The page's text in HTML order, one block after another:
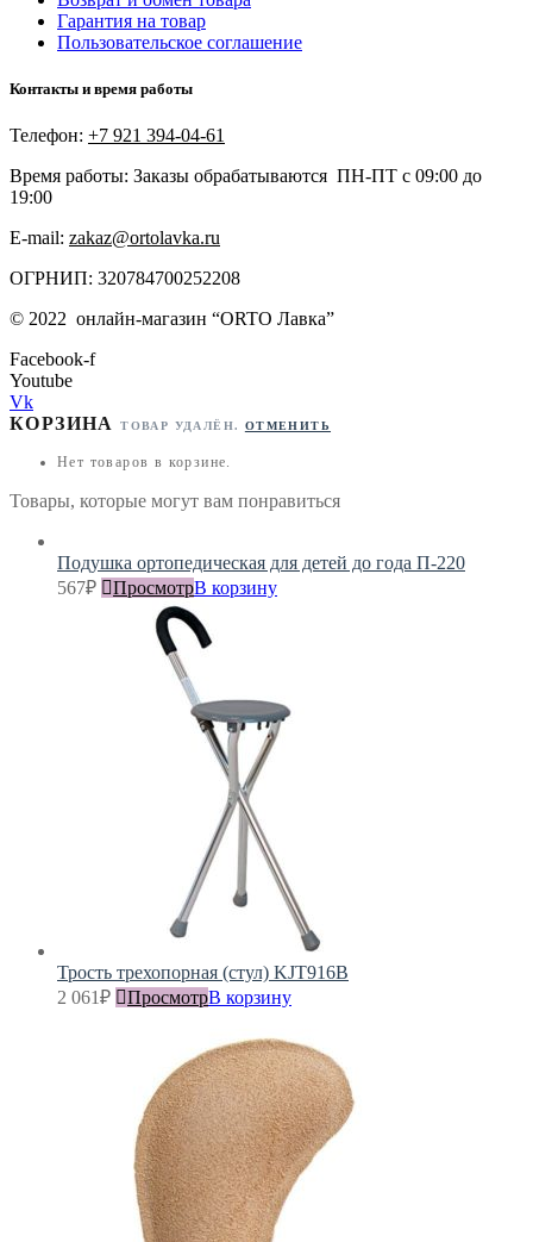
Гарантия на товар
Пользовательское соглашение
Контакты и время работы
Телефон: +7 921 394-04-61
Время работы: Заказы обрабатываются ПН-ПТ с 09:00 до
19:00
E-mail: zakaz@ortolavka.ru
ОГРНИП: 320784700252208
© 2022 онлайн-магазин “ORTO Лавка”
Facebook-f
Youtube
Vk
КОРЗИНАТОВАР УДАЛЁН. ОТМЕНИТЬ
Нет товаров в корзине.
Товары, которые могут вам понравиться
Подушка ортопедическая для детей до года П-220
567₽ ПросмотрВ корзину
Трость трехопорная (стул) KJT916B
2 061₽ ПросмотрВ корзину